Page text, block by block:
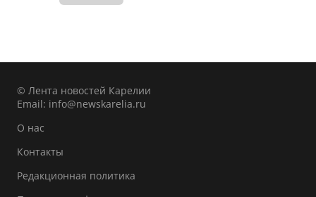
© Лента новостей Карелии
Email: info@newskarelia.ru
О нас
Контакты
Редакционная политика